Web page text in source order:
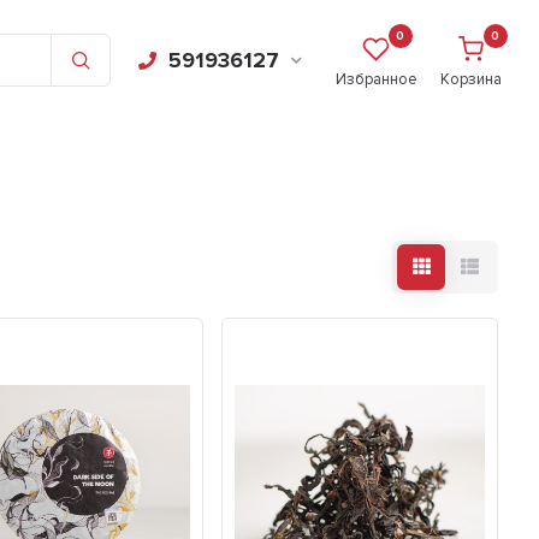
591936127
0
Избранное
0
Корзина